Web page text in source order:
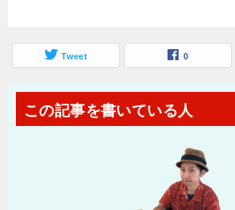
Tweet 0
この記事を書いている人